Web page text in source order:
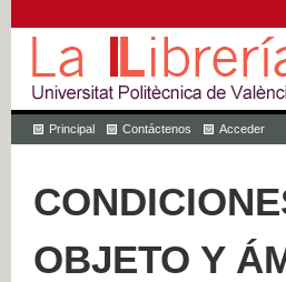
Principal Contáctenos Acceder
OBJETO Y